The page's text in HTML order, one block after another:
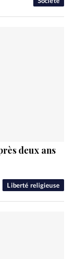
Liberté religieuse
deux ans